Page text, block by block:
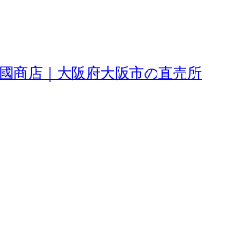
商店｜大阪府大阪市の直売所